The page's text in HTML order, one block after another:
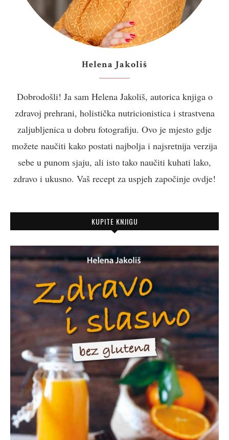
Helena Jakoliš
Dobrodošli! Ja sam Helena Jakoliš, autorica knjiga o
zdravoj prehrani, holistička nutricionistica i strastvena
zaljubljenica u dobru fotografiju. Ovo je mjesto gdje
možete naučiti kako postati najbolja i najsretnija verzija
sebe u punom sjaju, ali isto tako naučiti kuhati lako,
zdravo i ukusno. Vaš recept za uspjeh započinje ovdje!
KUPITE KNJIGU